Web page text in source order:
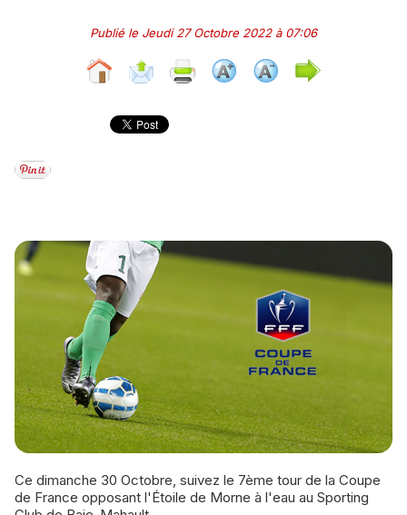
Publié le Jeudi 27 Octobre 2022 à 07:06
Ce dimanche 30 Octobre, suivez le 7ème tour de la Coupe
de France opposant l'Étoile de Morne à l'eau au Sporting